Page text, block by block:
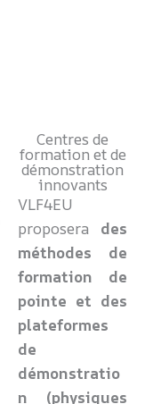
Centres de
formation et de
démonstration
innovants
VLF4EU
proposera des
méthodes de
formation de
pointe et des
plateformes
de
démonstratio
n (physiques